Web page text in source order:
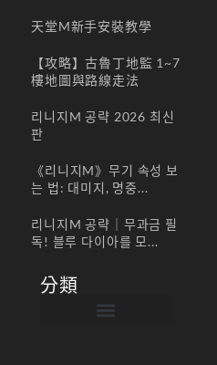
天堂M新手安裝教學
【攻略】古魯丁地監 1~7
樓地圖與路線走法
리니지M 공략 2026 최신
판
《리니지M》무기 속성 보
는 법: 대미지, 명중...
리니지M 공략｜무과금 필
독! 블루 다이아를 모...
分類